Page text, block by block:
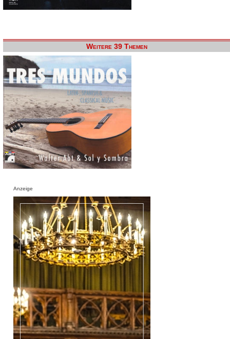
Weitere 39 Themen
Anzeige